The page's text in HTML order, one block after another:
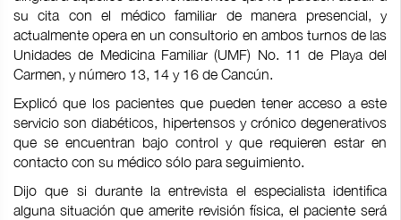
su cita con el médico familiar de manera presencial, y
actualmente opera en un consultorio en ambos turnos de las
Unidades de Medicina Familiar (UMF) No. 11 de Playa del
Carmen, y número 13, 14 y 16 de Cancún.
Explicó que los pacientes que pueden tener acceso a este
servicio son diabéticos, hipertensos y crónico degenerativos
que se encuentran bajo control y que requieren estar en
contacto con su médico sólo para seguimiento.
Dijo que si durante la entrevista el especialista identifica
alguna situación que amerite revisión física, el paciente será